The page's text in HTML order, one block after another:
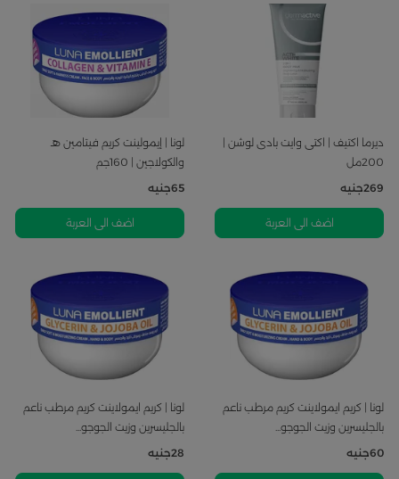
ديرما اكتيف | اكتى وايت بادى لوشن |
200مل
269جنيه
اضف الى العربة
لونا | إيمولينت كريم فيتامين هـ
والكولاجين | 160جم
65جنيه
اضف الى العربة
لونا | كريم ايمولاينت كريم مرطب ناعم
بالجليسرين وزيت الجوجو...
60جنيه
لونا | كريم ايمولاينت كريم مرطب ناعم
بالجليسرين وزيت الجوجو...
28جنيه